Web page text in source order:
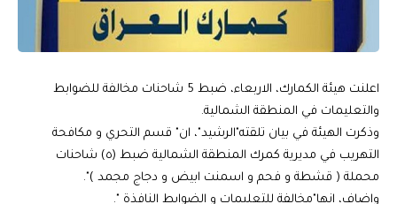
اعلنت هيئة الكمارك، الاربعاء، ضبط 5 شاحنات مخالفة للضوابط
والتعليمات في المنطقة الشمالية.
وذكرت الهيئة في بيان تلقته"الرشيد"، ان" قسم التحري و مكافحة
التهريب في مديرية كمرك المنطقة الشمالية ضبط (٥) شاحنات
محملة ( قشطة و فحم و اسمنت ابيض و دجاج مجمد )".
واضاف، انها"مخالفة للتعليمات و الضوابط النافذة ".